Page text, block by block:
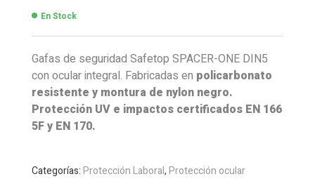
En Stock
Gafas de seguridad Safetop SPACER-ONE DIN5
con ocular integral. Fabricadas en policarbonato
resistente y montura de nylon negro.
Protección UV e impactos certificados EN 166
5F y EN 170.
Categorías:Protección Laboral,Protección ocular